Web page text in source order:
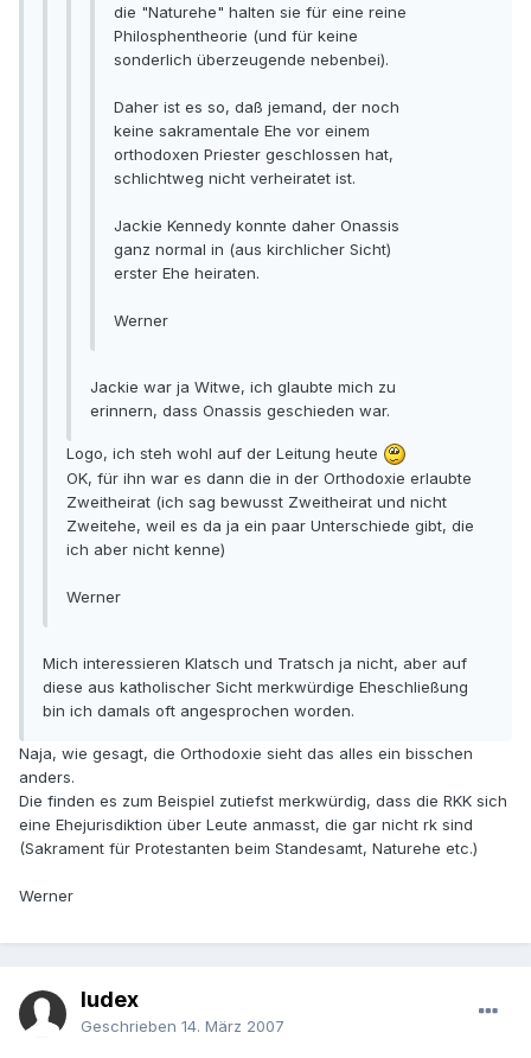
die "Naturehe" halten sie für eine reine
Philosphentheorie (und für keine
sonderlich überzeugende nebenbei).
Daher ist es so, daß jemand, der noch
keine sakramentale Ehe vor einem
orthodoxen Priester geschlossen hat,
schlichtweg nicht verheiratet ist.
Jackie Kennedy konnte daher Onassis
ganz normal in (aus kirchlicher Sicht)
erster Ehe heiraten.
Werner
Jackie war ja Witwe, ich glaubte mich zu
erinnern, dass Onassis geschieden war.
Logo, ich steh wohl auf der Leitung heute
OK, für ihn war es dann die in der Orthodoxie erlaubte
Zweitheirat (ich sag bewusst Zweitheirat und nicht
Zweitehe, weil es da ja ein paar Unterschiede gibt, die
ich aber nicht kenne)
Werner
Mich interessieren Klatsch und Tratsch ja nicht, aber auf
diese aus katholischer Sicht merkwürdige Eheschließung
bin ich damals oft angesprochen worden.
Naja, wie gesagt, die Orthodoxie sieht das alles ein bisschen
anders.
Die finden es zum Beispiel zutiefst merkwürdig, dass die RKK sich
eine Ehejurisdiktion über Leute anmasst, die gar nicht rk sind
(Sakrament für Protestanten beim Standesamt, Naturehe etc.)
Werner
Iudex
Geschrieben 14. März 2007